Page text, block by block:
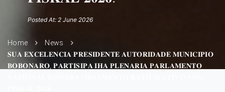
Posted At: 2 June 2026
Home
News
𝐒𝐔𝐀 𝐄𝐗𝐂𝐄𝐋𝐄𝐍𝐂𝐈𝐀 𝐏𝐑𝐄𝐒𝐈𝐃𝐄𝐍𝐓𝐄 𝐀𝐔𝐓𝐎𝐑𝐈𝐃𝐀𝐃𝐄 𝐌𝐔𝐍𝐈𝐂𝐈𝐏𝐈𝐎
𝐁𝐎𝐁𝐎𝐍𝐀𝐑𝐎, 𝐏𝐀𝐑𝐓𝐈𝐒𝐈𝐏𝐀 𝐈𝐇𝐀 𝐏𝐋𝐄𝐍𝐀𝐑𝐈𝐀 𝐏𝐀𝐑𝐋𝐀𝐌𝐄𝐍𝐓𝐎